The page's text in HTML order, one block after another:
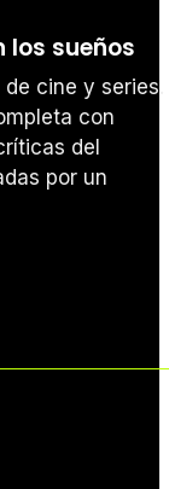
los sueños
cine y series.
con
del
por un